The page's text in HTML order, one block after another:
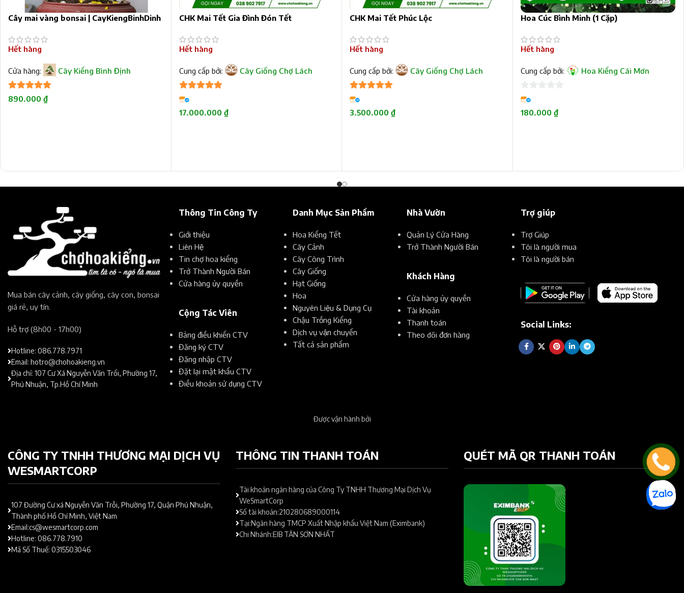
Cây mai vàng bonsai | CayKiengBinhDinh
Hết hàng
Cửa hàng: Cây Kiểng Bình Định
4.92trên 5
890.000 ₫
CHK Mai Tết Gia Đình Đón Tết
Hết hàng
Cung cấp bởi: Cây Giống Chợ Lách
5trên 5
17.000.000 ₫
CHK Mai Tết Phúc Lộc
Hết hàng
Cung cấp bởi: Cây Giống Chợ Lách
5trên 5
3.500.000 ₫
Hoa Cúc Bình Minh (1 Cặp)
Hết hàng
Cung cấp bởi: Hoa Kiểng Cái Mơn
0
trên
180.000 ₫
Mua bán cây cảnh, cây giống, cây con, bonsai
giá rẻ, uy tín.​
Hỗ trợ (8h00 - 17h00)​
Hotline: 086.778.7971
Email: hotro@chohoakieng.vn
Địa chỉ: 107 Cư Xá Nguyễn Văn Trổi, Phường 17,
Phú Nhuận, Tp.Hồ Chí Minh
Thông Tin Công Ty
Giới thiệu
Liên Hệ
Tin chợ hoa kiểng
Trở Thành Người Bán
Cửa hàng ủy quyền
Cộng Tác Viên
Bảng điều khiển CTV
Đăng ký CTV
Đăng nhập CTV
Đặt lại mật khẩu CTV
Điều khoản sử dụng CTV
Danh Mục Sản Phẩm
Hoa Kiểng Tết
Cây Cảnh
Cây Công Trình
Cây Giống
Hạt Giống
Hoa
Nguyên Liệu & Dụng Cụ
Chậu Trồng Kiểng
Dịch vụ vận chuyển
Tất cả sản phẩm
Nhà Vườn
Quản Lý Cửa Hàng
Trở Thành Người Bán
Khách Hàng
Cửa hàng ủy quyền
Tài khoản
Thanh toán
Theo dõi đơn hàng
Trợ giúp
Trợ Giúp
Tôi là người mua
Tôi là người bán
Social Links:
Được vận hành bởi
CÔNG TY TNHH THƯƠNG MẠI DỊCH VỤ
WESMARTCORP
107 Đường Cư xá Nguyễn Văn Trỗi, Phường 17, Quận Phú Nhuận,
Thành phố Hồ Chí Minh, Việt Nam
Email:cs@wesmartcorp.com
Hotline: 086.778.7910
Mã Số Thuế: 0315503046
THÔNG TIN THANH TOÁN
Tài khoản ngân hàng của Công Ty TNHH Thương Mại Dịch Vụ
WeSmartCorp
Số tài khoản:210280689000114
Tại:Ngân hàng TMCP Xuất Nhập khẩu Việt Nam (Eximbank)
Chi Nhánh:EIB TÂN SƠN NHẤT
QUÉT MÃ QR THANH TOÁN